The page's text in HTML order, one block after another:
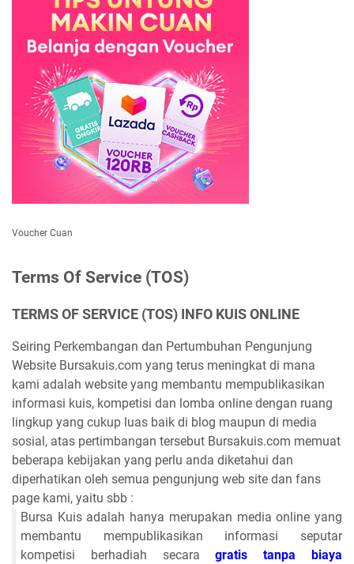
Voucher Cuan
Terms Of Service (TOS)
TERMS OF SERVICE (TOS) INFO KUIS ONLINE
Seiring Perkembangan dan Pertumbuhan Pengunjung
Website Bursakuis.com yang terus meningkat di mana
kami adalah website yang membantu mempublikasikan
informasi kuis, kompetisi dan lomba online dengan ruang
lingkup yang cukup luas baik di blog maupun di media
sosial, atas pertimbangan tersebut Bursakuis.com memuat
beberapa kebijakan yang perlu anda diketahui dan
diperhatikan oleh semua pengunjung web site dan fans
page kami, yaitu sbb :
Bursa Kuis adalah hanya merupakan media online yang
membantu mempublikasikan informasi seputar
kompetisi berhadiah secaragratis tanpa biaya